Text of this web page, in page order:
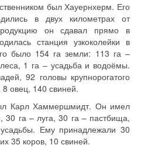
был Хауернхерм. Его
в двух километрах от
он сдавал прямо в
станция узкоколейки в
было 154 га земли: 113 га –
1 га – усадьба и водоёмы.
92 головы крупнорогатого
8 овец, 140 свиней.
Карл Хаммершмидт. Он имел
30 га – луга, 30 га – пастбища,
Ему принадлежали 30
35 коров, 10 свиней.